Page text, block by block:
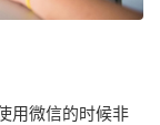
用微信的时候非